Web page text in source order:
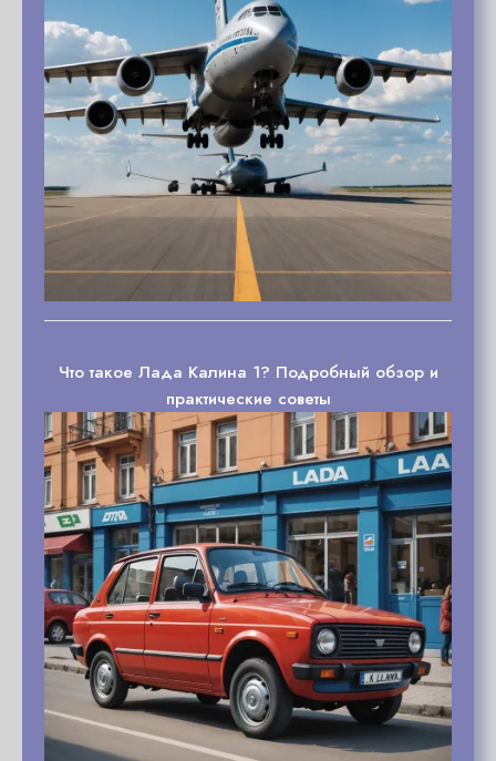
Что такое Лада Калина 1? Подробный обзор и
практические советы